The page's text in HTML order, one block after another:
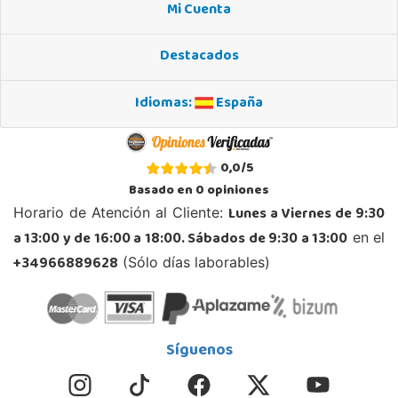
POCAS UNIDADES
Juguetilandia Leganés
Parque comercial Plaza Nueva, Avenida Puerta del Sol 2, mediana 2-A
POCAS UNIDADES
Lugo
CC As Termas, Av. Infanta Elena 213, Antiguo Muelle Eroski
Localizar Tienda
Mi Cuenta
Destacados
Idiomas:
España
0,0/5
Basado en0opiniones
Horario de Atención al Cliente: Lunes a Viernes de 9:30
a 13:00 y de 16:00 a 18:00. Sábados de 9:30 a 13:00 en el
+34966889628 (Sólo días laborables)
Síguenos